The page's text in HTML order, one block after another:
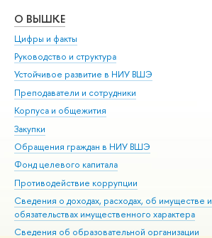
О ВЫШКЕ
Цифры и факты
Руководство и структура
Устойчивое развитие в НИУ ВШЭ
Преподаватели и сотрудники
Корпуса и общежития
Закупки
Обращения граждан в НИУ ВШЭ
Фонд целевого капитала
Противодействие коррупции
Сведения о доходах, расходах, об имуществе и
обязательствах имущественного характера
Сведения об образовательной организации